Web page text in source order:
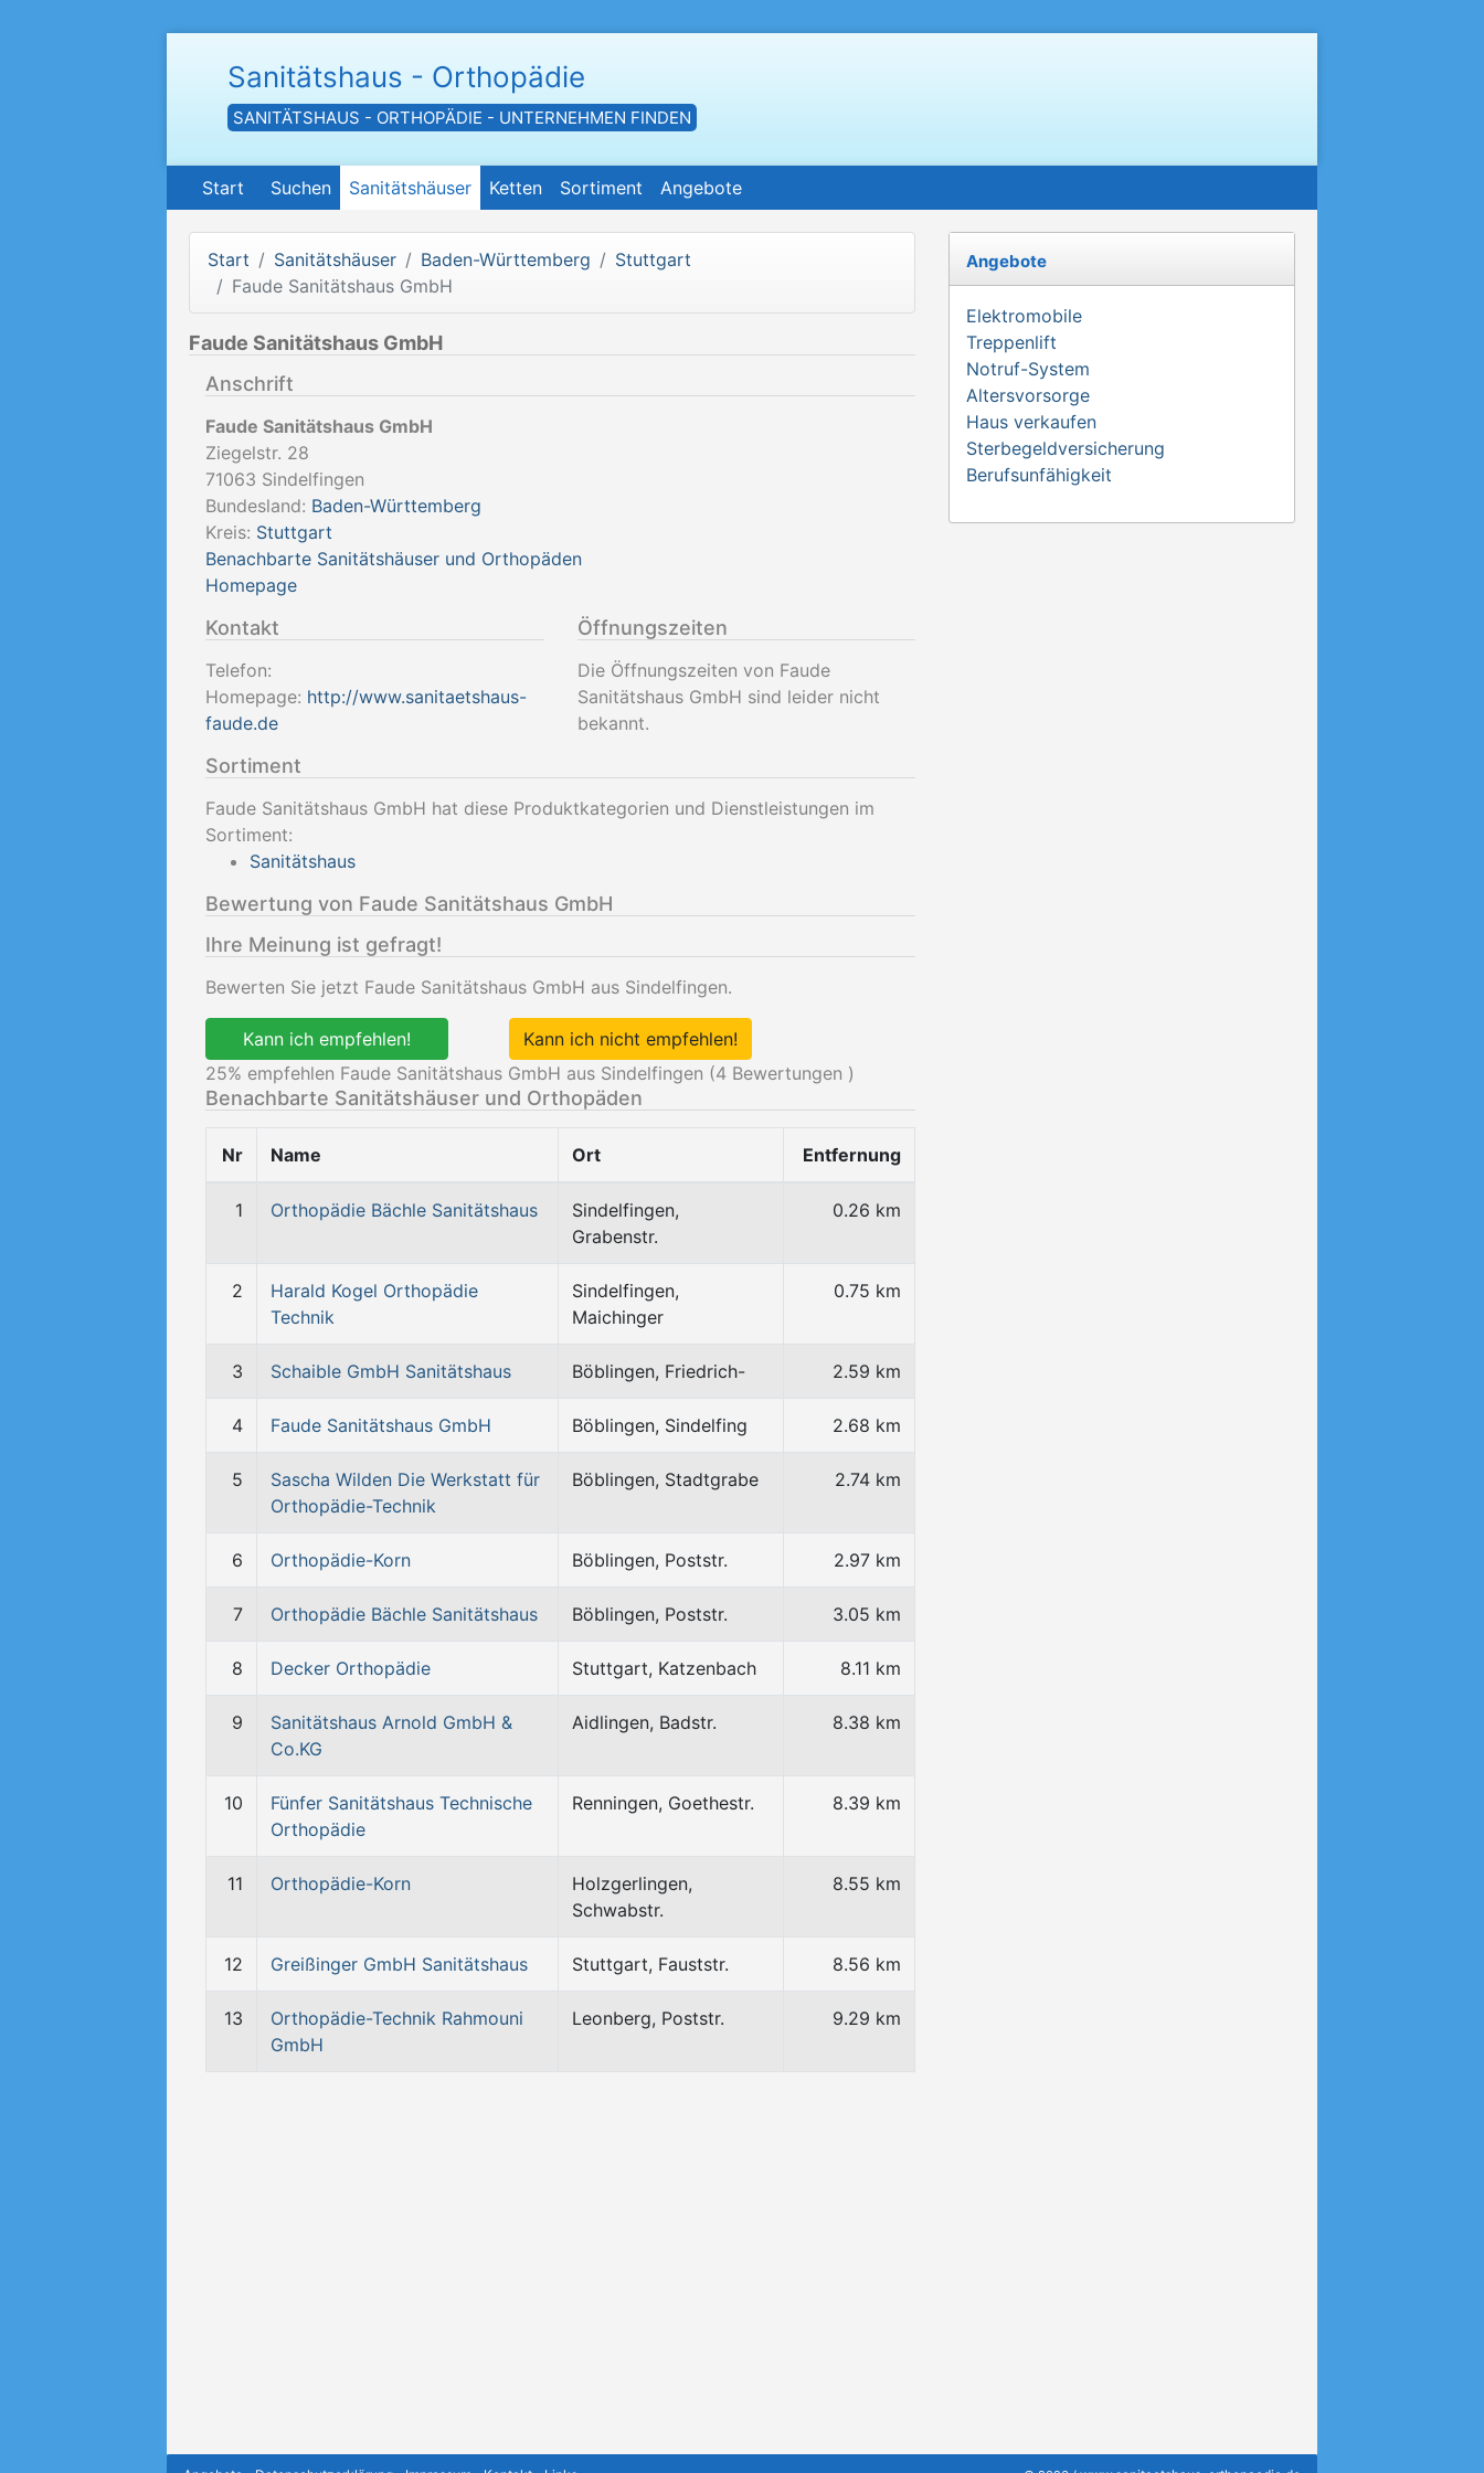
Sanitätshaus - Orthopädie
SANITÄTSHAUS - ORTHOPÄDIE - UNTERNEHMEN FINDEN
Start Suchen Sanitätshäuser Ketten Sortiment Angebote
Start Sanitätshäuser Baden-Württemberg
Stuttgart
Faude Sanitätshaus GmbH
Faude Sanitätshaus GmbH
Anschrift
Faude Sanitätshaus GmbH
Ziegelstr. 28
71063 Sindelfingen
Bundesland: Baden-Württemberg
Kreis: Stuttgart
Benachbarte Sanitätshäuser und Orthopäden
Homepage
Kontakt
Telefon:
Homepage: http://www.sanitaetshaus-
faude.de
Öffnungszeiten
Die Öffnungszeiten von Faude
Sanitätshaus GmbH sind leider nicht
bekannt.
Sortiment
Faude Sanitätshaus GmbH hat diese Produktkategorien und Dienstleistungen im
Sortiment:
Sanitätshaus
Bewertung von Faude Sanitätshaus GmbH
Ihre Meinung ist gefragt!
Bewerten Sie jetzt Faude Sanitätshaus GmbH aus Sindelfingen.
Kann ich empfehlen!
Kann ich nicht empfehlen!
25% empfehlen Faude Sanitätshaus GmbH aus Sindelfingen (4 Bewertungen )
Benachbarte Sanitätshäuser und Orthopäden
Nr Name Ort Entfernung
1 Orthopädie Bächle Sanitätshaus
Sindelfingen,
Grabenstr.
0.26 km
2
Harald Kogel Orthopädie
Technik
Sindelfingen,
Maichinger
0.75 km
3 Schaible GmbH Sanitätshaus Böblingen, Friedrich- 2.59 km
4 Faude Sanitätshaus GmbH Böblingen, Sindelfing 2.68 km
5
Sascha Wilden Die Werkstatt für
Orthopädie-Technik
Böblingen, Stadtgrabe 2.74 km
6 Orthopädie-Korn Böblingen, Poststr. 2.97 km
7 Orthopädie Bächle Sanitätshaus Böblingen, Poststr. 3.05 km
8 Decker Orthopädie Stuttgart, Katzenbach 8.11 km
9
Sanitätshaus Arnold GmbH &
Co.KG
Aidlingen, Badstr. 8.38 km
10
Fünfer Sanitätshaus Technische
Orthopädie
Renningen, Goethestr. 8.39 km
11 Orthopädie-Korn
Holzgerlingen,
Schwabstr.
8.55 km
12 Greißinger GmbH Sanitätshaus Stuttgart, Fauststr. 8.56 km
13
Orthopädie-Technik Rahmouni
GmbH
Leonberg, Poststr. 9.29 km
Angebote
Elektromobile
Treppenlift
Notruf-System
Altersvorsorge
Haus verkaufen
Sterbegeldversicherung
Berufsunfähigkeit